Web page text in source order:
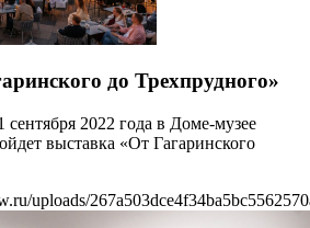
до Трехпрудного»
2022 года в Доме-музее
выставка «От Гагаринского
uploads/